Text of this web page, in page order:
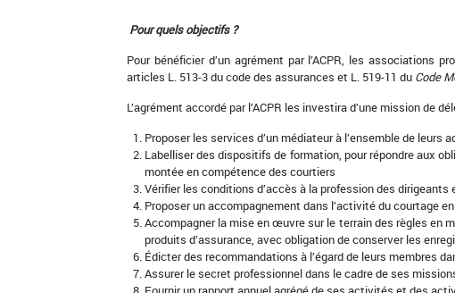
Pour quels objectifs ?
Pour bénéficier d’un agrément par l’ACPR, les associations
articles L. 513-3 du code des assurances et L. 519-11 du Code
L’agrément accordé par l’ACPR les investira d’une mission de
Proposer les services d’un médiateur à l’ensemble de leurs
Labelliser des dispositifs de formation, pour répondre aux
montée en compétence des courtiers
Vérifier les conditions d’accès à la profession des
Proposer un accompagnement dans l’activité du courtage
Accompagner la mise en œuvre sur le terrain des règles en
produits d’assurance, avec obligation de conserver les
Édicter des recommandations à l’égard de leurs membres
Assurer le secret professionnel dans le cadre de ses